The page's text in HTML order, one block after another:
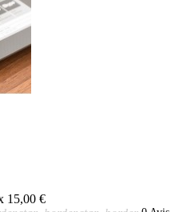
15,00 €